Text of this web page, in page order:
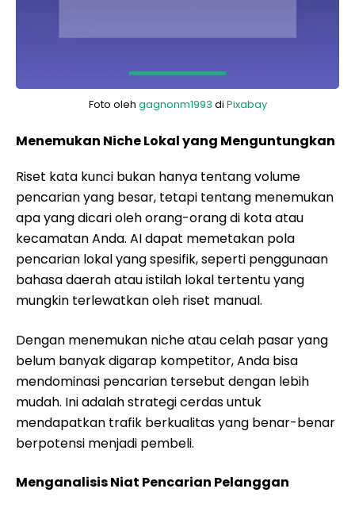
Foto oleh gagnonm1993 di Pixabay
Menemukan Niche Lokal yang Menguntungkan
Riset kata kunci bukan hanya tentang volume
pencarian yang besar, tetapi tentang menemukan
apa yang dicari oleh orang-orang di kota atau
kecamatan Anda. AI dapat memetakan pola
pencarian lokal yang spesifik, seperti penggunaan
bahasa daerah atau istilah lokal tertentu yang
mungkin terlewatkan oleh riset manual.
Dengan menemukan niche atau celah pasar yang
belum banyak digarap kompetitor, Anda bisa
mendominasi pencarian tersebut dengan lebih
mudah. Ini adalah strategi cerdas untuk
mendapatkan trafik berkualitas yang benar-benar
berpotensi menjadi pembeli.
Menganalisis Niat Pencarian Pelanggan